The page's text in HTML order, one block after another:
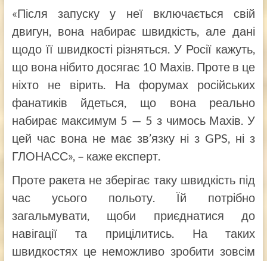
«Після запуску у неї включається свій
двигун, вона набирає швидкість, але дані
щодо її швидкості різняться. У Росії кажуть,
що вона нібито досягає 10 Махів. Проте в це
ніхто не вірить. На форумах російських
фанатиків йдеться, що вона реально
набирає максимум 5 — 5 з чимось Махів. У
цей час вона не має зв’язку ні з GPS, ні з
ГЛОНАСС», – каже експерт.
Проте ракета не зберігає таку швидкість під
час усього польоту. Їй потрібно
загальмувати, щоби приєднатися до
навігації та прицілитись. На таких
швидкостях це неможливо зробити зовсім